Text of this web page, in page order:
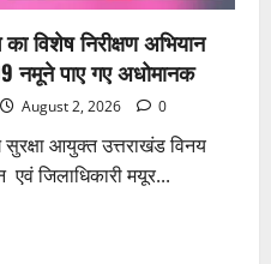
विशेष निरीक्षण अभियान
नमूने पाए गए अधोमानक
August 2, 2026 0
सुरक्षा आयुक्त उत्तराखंड विनय
जिलाधिकारी मयूर...